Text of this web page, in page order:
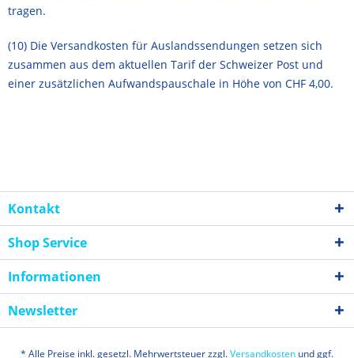
tragen.
(10) Die Versandkosten für Auslandssendungen setzen sich
zusammen aus dem aktuellen Tarif der Schweizer Post und
einer zusätzlichen Aufwandspauschale in Höhe von CHF 4,00.
Kontakt
Shop Service
Informationen
Newsletter
* Alle Preise inkl. gesetzl. Mehrwertsteuer zzgl.Versandkosten und ggf.